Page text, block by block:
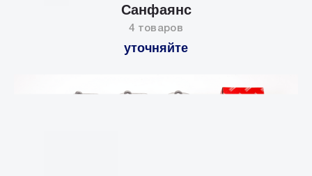
Санфаянс
4 товаров
уточняйте